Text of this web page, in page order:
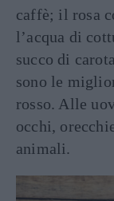
caffè; il rosa
l’acqua di
succo di
sono le
rosso. Alle
occhi,
animali.